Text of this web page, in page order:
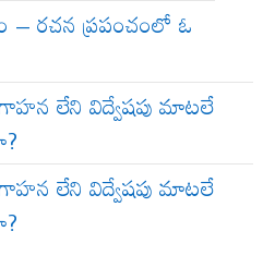
– రచన ప్రపంచంలో ఓ
లేని విద్వేషపు మాటలే
లేని విద్వేషపు మాటలే